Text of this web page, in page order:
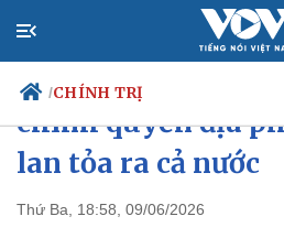
/CHÍNH TRỊ
Chính trị
Hà Nội cần hoàn
chính quyền địa
lan tỏa ra cả nước
Thứ Ba, 18:58, 09/06/2026